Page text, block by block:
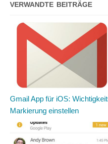
VERWANDTE BEITRÄGE
Gmail App für iOS:
Markierung einstellen